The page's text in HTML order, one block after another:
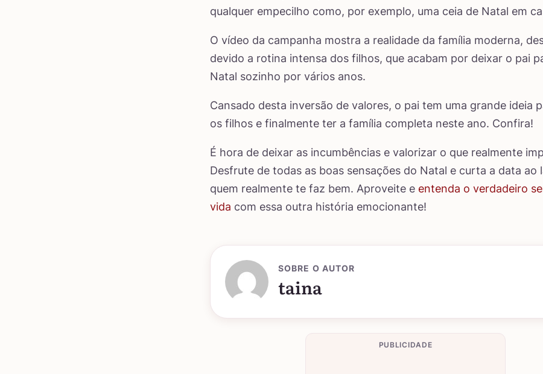
qualquer empecilho como, por exemplo, uma ceia de Natal em
O vídeo da campanha mostra a realidade da família moderna,
devido a rotina intensa dos filhos, que acabam por deixar o pai
Natal sozinho por vários anos.
Cansado desta inversão de valores, o pai tem uma grande ideia
os filhos e finalmente ter a família completa neste ano. Confira!
É hora de deixar as incumbências e valorizar o que realmente
Desfrute de todas as boas sensações do Natal e curta a data ao
quem realmente te faz bem. Aproveite e entenda o verdadeiro
vida com essa outra história emocionante!
SOBRE O AUTOR
taina
PUBLICIDADE